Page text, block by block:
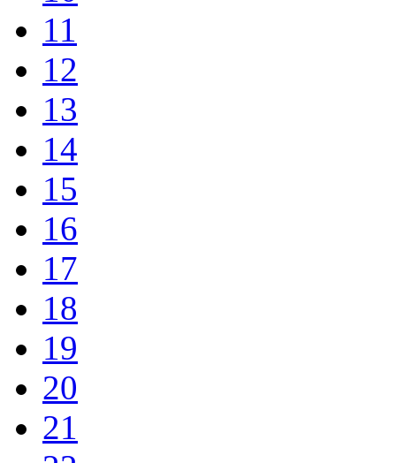
11
12
13
14
15
16
17
18
19
20
21